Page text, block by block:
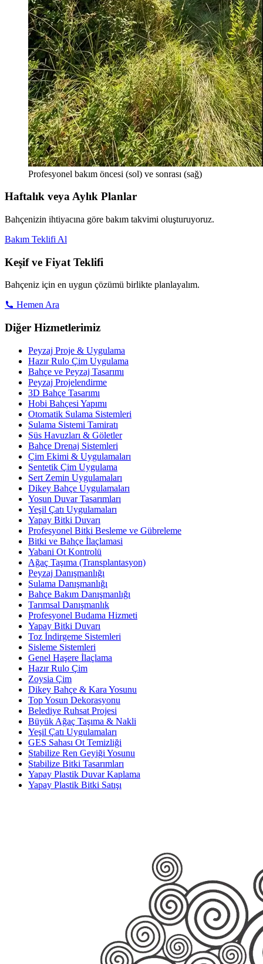
Profesyonel bakım öncesi (sol) ve sonrası (sağ)
Haftalık veya Aylık Planlar
Bahçenizin ihtiyacına göre bakım takvimi oluşturuyoruz.
Bakım Teklifi Al
Keşif ve Fiyat Teklifi
Bahçeniz için en uygun çözümü birlikte planlayalım.
Hemen Ara
Diğer Hizmetlerimiz
Peyzaj Proje & Uygulama
Hazır Rulo Çim Uygulama
Bahçe ve Peyzaj Tasarımı
Peyzaj Projelendirme
3D Bahçe Tasarımı
Hobi Bahçesi Yapımı
Otomatik Sulama Sistemleri
Sulama Sistemi Tamiratı
Süs Havuzları & Göletler
Bahçe Drenaj Sistemleri
Çim Ekimi & Uygulamaları
Sentetik Çim Uygulama
Sert Zemin Uygulamaları
Dikey Bahçe Uygulamaları
Yosun Duvar Tasarımları
Yeşil Çatı Uygulamaları
Yapay Bitki Duvarı
Profesyonel Bitki Besleme ve Gübreleme
Bitki ve Bahçe İlaçlamasi
Yabani Ot Kontrolü
Ağaç Taşıma (Transplantasyon)
Peyzaj Danışmanlığı
Sulama Danışmanlığı
Bahçe Bakım Danışmanlığı
Tarımsal Danışmanlık
Profesyonel Budama Hizmeti
Yapay Bitki Duvarı
Toz İndirgeme Sistemleri
Sisleme Sistemleri
Genel Haşere İlaçlama
Hazır Rulo Çim
Zoysia Çim
Dikey Bahçe & Kara Yosunu
Top Yosun Dekorasyonu
Belediye Ruhsat Projesi
Büyük Ağaç Taşıma & Nakli
Yeşil Çatı Uygulamaları
GES Sahası Ot Temizliği
Stabilize Ren Geyiği Yosunu
Stabilize Bitki Tasarımları
Yapay Plastik Duvar Kaplama
Yapay Plastik Bitki Satışı